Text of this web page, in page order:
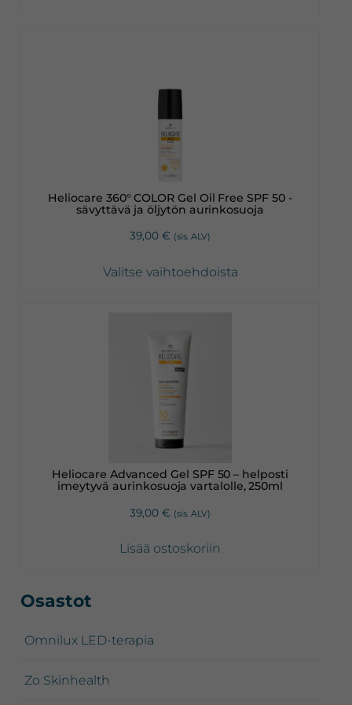
Heliocare 360° COLOR Gel Oil Free SPF 50 -
sävyttävä ja öljytön aurinkosuoja
39,00 € (sis. ALV)
Valitse vaihtoehdoista
tuotteen
Heliocare Advanced Gel SPF 50 – helposti
imeytyvä aurinkosuoja vartalolle, 250ml
39,00 € (sis. ALV)
Lisää ostoskoriin
Ensisijainen
Osastot
Omnilux LED-terapia
Zo Skinhealth